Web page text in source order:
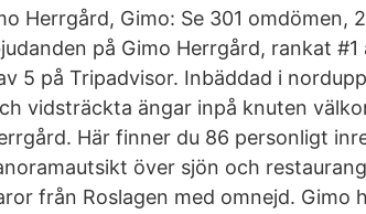
Herrgård, Gimo: Se 301 omdömen,
på Gimo Herrgård, rankat #1
5 på Tripadvisor. Inbäddad i
vidsträckta ängar inpå knuten
Här finner du 86 personligt
över sjön och
från Roslagen med omnejd. Gimo